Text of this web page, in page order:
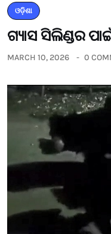
ଓଡ଼ିଶା
ଗ୍ୟାସ ସିଲିଣ୍ଡର
MARCH 10, 2026 0